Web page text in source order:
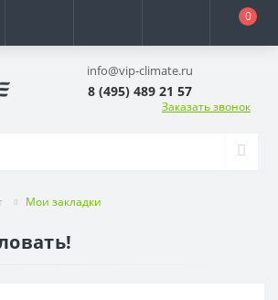
0
info@vip-climate.ru
8 (495) 489 21 57
Заказать звонок
Мои закладки